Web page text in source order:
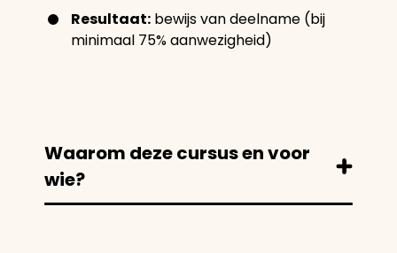
Resultaat: bewijs van deelname (bij
minimaal 75% aanwezigheid)
Waarom deze cursus en voor
wie?